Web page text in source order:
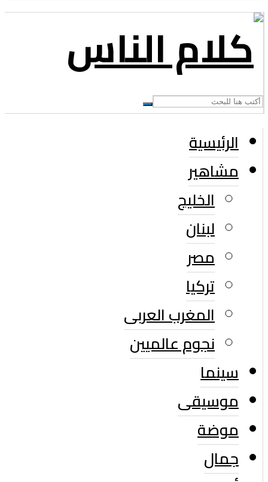
الرئيسية
مشاهير
الخليج
لبنان
مصر
تركيا
المغرب العربى
نجوم عالميين
سينما
موسيقى
موضة
جمال